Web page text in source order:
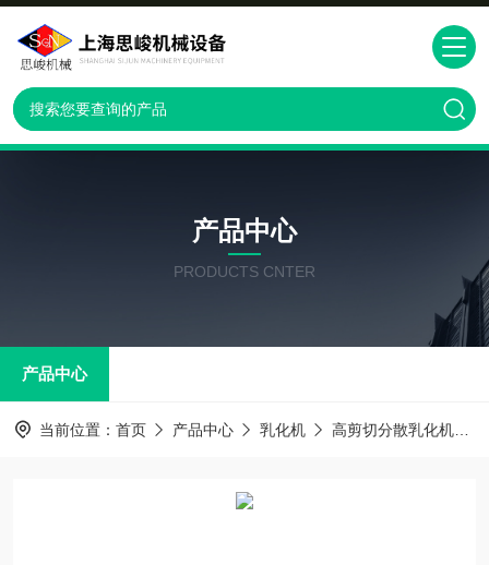
产品中心
PRODUCTS CNTER
产品中心
当前位置： 首页 产品中心 乳化机 高剪切分散乳化机